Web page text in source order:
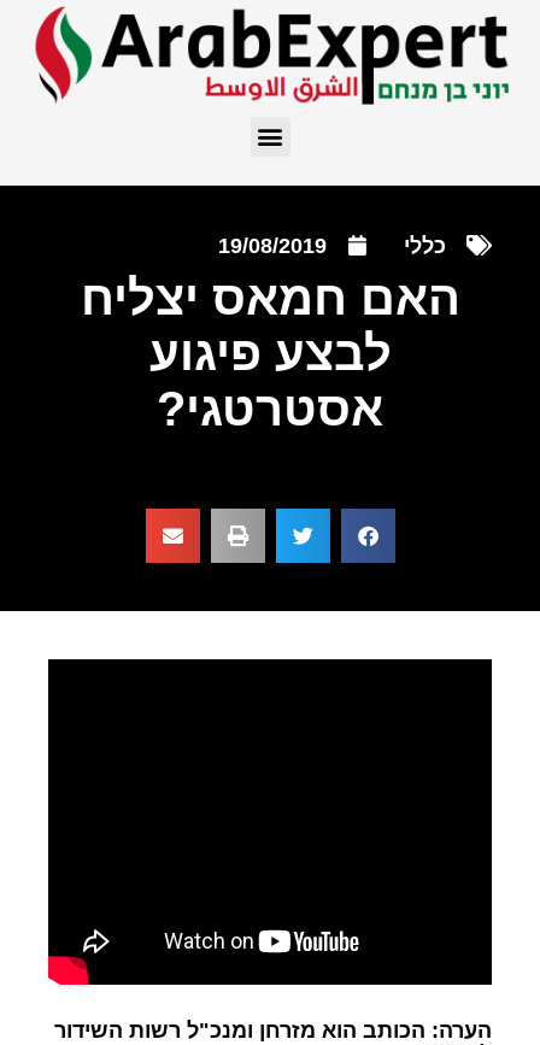
כללי 19/08/2019
האם חמאס יצליח
לבצע פיגוע
אסטרטגי?
הערה: הכותב הוא מזרחן ומנכ"ל רשות השידור